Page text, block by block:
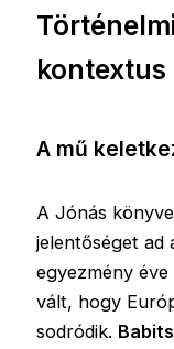
kontextus
A mű
A Jónás
jelentőséget ad
egyezmény
vált, hogy
sodródik.